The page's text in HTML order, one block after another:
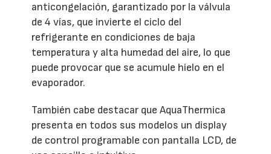
anticongelación, garantizado por la válvula
de 4 vías, que invierte el ciclo del
refrigerante en condiciones de baja
temperatura y alta humedad del aire, lo que
puede provocar que se acumule hielo en el
evaporador.
También cabe destacar que AquaThermica
presenta en todos sus modelos un display
de control programable con pantalla LCD, de